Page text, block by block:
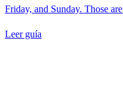
Friday, and Sunday. Those
Leer guía